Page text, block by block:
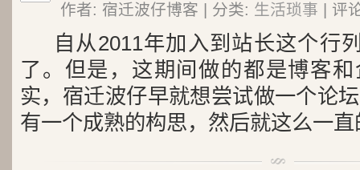
作者: 宿迁波仔博客 | 分类: 生活琐事 | 评
自从2011年加入到站长这个行
了。但是，这期间做的都是博客
实，宿迁波仔早就想尝试做一个论
有一个成熟的构思，然后就这么一